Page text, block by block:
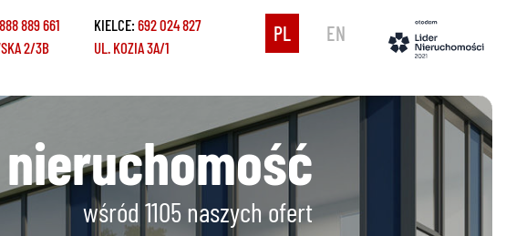
888 889 661
2/3B
KIELCE:692 024 827
UL. KOZIA 3A/1
PL EN
wśród 1105 naszych ofert